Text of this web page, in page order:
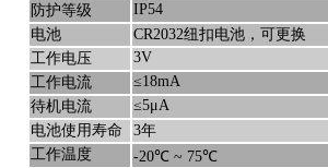
防护等级
IP54
电池
CR2032纽扣电池，可更换
工作电压
3V
工作电流
≤18mA
待机电流
≤5μA
电池使用寿命
3年
工作温度
-20℃ ~ 75℃